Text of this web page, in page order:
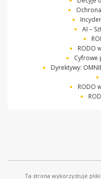
AI –
RODO
Cyfrowe
Dyrektywy:
RODO
Ta strona wykorzystuje